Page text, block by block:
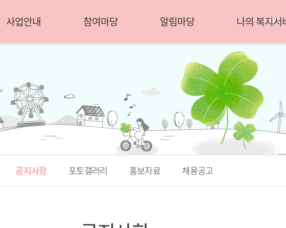
HOME
사업안내 참여마당 알림마당 나의 복지서
공지사항 포토갤러리 홍보자료 채용공고